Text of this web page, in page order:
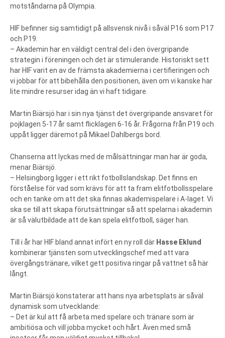
motståndarna på Olympia.
HIF befinner sig samtidigt på allsvensk nivå i såväl P16 som P17
och P19.
– Akademin har en väldigt central del i den övergripande
strategin i föreningen och det är stimulerande. Historiskt sett
har HIF varit en av de främsta akademierna i certifieringen och
vi jobbar för att bibehålla den positionen, även om vi kanske har
lite mindre resurser idag än vi haft tidigare.
Martin Biärsjö har i sin nya tjänst det övergripande ansvaret för
pojklagen 5-17 år samt flicklagen 6-16 år. Frågorna från P19 och
uppåt ligger däremot på Mikael Dahlbergs bord.
Chanserna att lyckas med de målsättningar man har är goda,
menar Biärsjö.
– Helsingborg ligger i ett rikt fotbollslandskap. Det finns en
förståelse för vad som krävs för att ta fram elitfotbollsspelare
och en tanke om att det ska finnas akademispelare i A-laget. Vi
ska se till att skapa förutsättningar så att spelarna i akademin
är så välutbildade att de kan spela elitfotboll, säger han.
Till i år har HIF bland annat infört en ny roll där Hasse Eklund
kombinerar tjänsten som utvecklingschef med att vara
övergångstränare, vilket gett positiva ringar på vattnet så här
långt.
Martin Biärsjö konstaterar att hans nya arbetsplats är såväl
dynamisk som utvecklande:
– Det är kul att få arbeta med spelare och tränare som är
ambitiösa och vill jobba mycket och hårt. Även med små